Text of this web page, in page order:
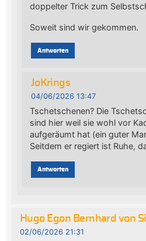
doppelter Trick zum
Soweit sind wir gekommen.
Antworten
JoKrings
04/06/2026 13:47
Tschetschenen? Die
sind hier weil sie wohl vor
aufgeräumt hat (ein guter
Seitdem er regiert ist Ruhe,
Antworten
Hugo Egon Bernhard von
02/06/2026 21:31